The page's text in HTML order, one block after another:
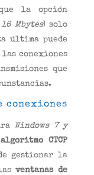
la opción
Mbytes) solo
última puede
las conexiones
que
conexiones
Windows 7 y
algoritmo CTCP
gestionar la
ventanas de